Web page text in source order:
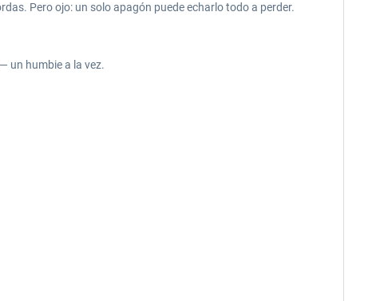
Pero ojo: un solo apagón puede echarlo todo a perder.
un humbie a la vez.